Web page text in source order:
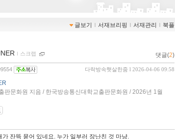
글보기 ｌ 서재브리핑 ｌ 서재관리 ｌ 북플
ｌ 스크랩 댓글(2)
다락방속햇살한줌 l 2026-04-06 09:58
판문화원 지음 / 한국방송통신대학교출판문화원 / 2026년 1월
잔뜩 묻어 있네요. 누가 일부러 장난친 것 마냥.